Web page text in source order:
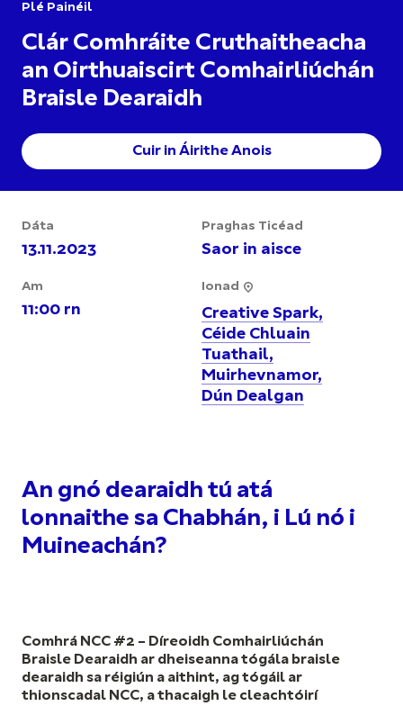
Plé Painéil
Clár Comhráite Cruthaitheacha
an Oirthuaiscirt Comhairliúchán
Braisle Dearaidh
Cuir in Áirithe Anois
Dáta
13.11.2023
Am
11:00 rn
Praghas Ticéad
Saor in aisce
Ionad
Creative Spark,
Céide Chluain
Tuathail,
Muirhevnamor,
Dún Dealgan
An gnó dearaidh tú atá
lonnaithe sa Chabhán, i Lú nó i
Muineachán?
Comhrá NCC #2 – Díreoidh Comhairliúchán
Braisle Dearaidh ar dheiseanna tógála braisle
dearaidh sa réigiún a aithint, ag tógáil ar
thionscadal NCC, a thacaigh le cleachtóirí